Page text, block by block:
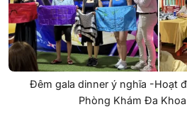
Đêm gala dinner ý nghĩa -Hoạt
Phòng Khám Đa